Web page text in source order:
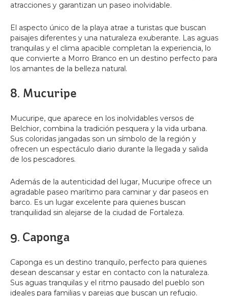
atracciones y garantizan un paseo inolvidable.
El aspecto único de la playa atrae a turistas que buscan
paisajes diferentes y una naturaleza exuberante. Las aguas
tranquilas y el clima apacible completan la experiencia, lo
que convierte a Morro Branco en un destino perfecto para
los amantes de la belleza natural.
8. Mucuripe
Mucuripe, que aparece en los inolvidables versos de
Belchior, combina la tradición pesquera y la vida urbana.
Sus coloridas jangadas son un símbolo de la región y
ofrecen un espectáculo diario durante la llegada y salida
de los pescadores.
Además de la autenticidad del lugar, Mucuripe ofrece un
agradable paseo marítimo para caminar y dar paseos en
barco. Es un lugar excelente para quienes buscan
tranquilidad sin alejarse de la ciudad de Fortaleza.
9. Caponga
Caponga es un destino tranquilo, perfecto para quienes
desean descansar y estar en contacto con la naturaleza.
Sus aguas tranquilas y el ritmo pausado del pueblo son
ideales para familias y parejas que buscan un refugio.